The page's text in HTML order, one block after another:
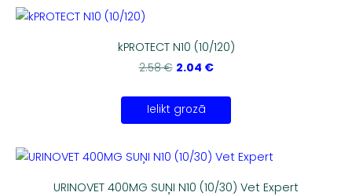
kPROTECT N10 (10/120)
2.58 € 2.04 €
Ielikt grozā
URINOVET 400MG SUŅI N10 (10/30) Vet Expert